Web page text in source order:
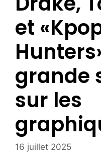
et
grande
sur les
16 juillet 2025